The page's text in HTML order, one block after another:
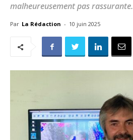
malheureusement pas rassurante.
Par La Rédaction - 10 juin 2025